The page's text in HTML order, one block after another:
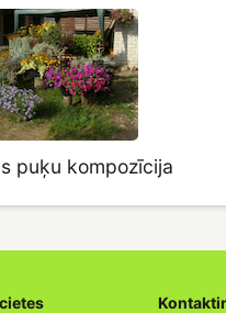
puķu kompozīcija